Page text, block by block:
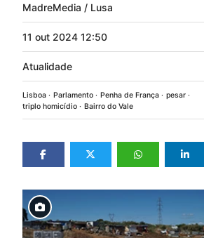
MadreMedia / Lusa
11 out 2024 12:50
Atualidade
Lisboa Parlamento Penha de França
pesar
triplo homicídio
Bairro do Vale